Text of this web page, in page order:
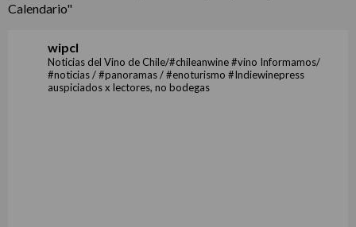
Calendario"
wipcl
Noticias del Vino de Chile/#chileanwine #vino Informamos/
#noticias / #panoramas / #enoturismo #Indiewinepress
auspiciados x lectores, no bodegas